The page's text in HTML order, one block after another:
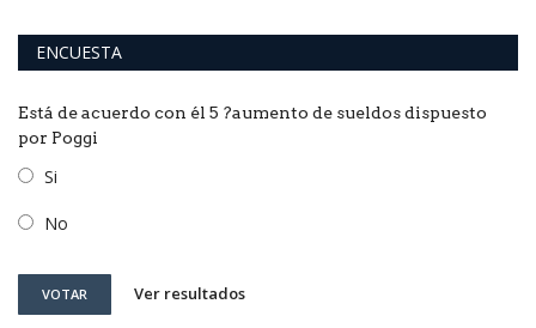
ENCUESTA
Está de acuerdo con él 5 ?aumento de sueldos dispuesto
por Poggi
Si
No
VOTAR Ver resultados